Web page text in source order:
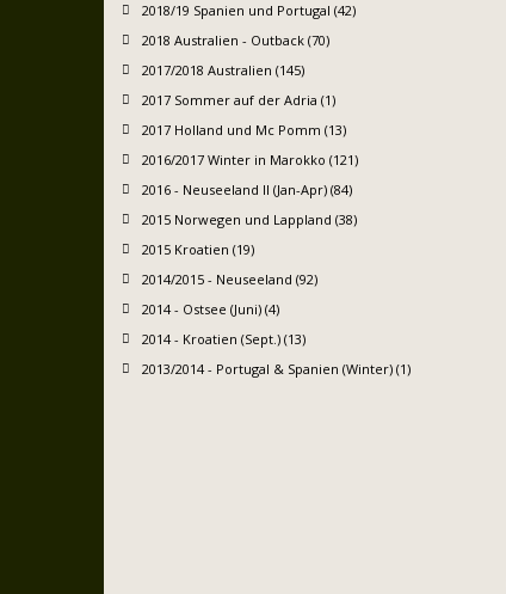
2018/19 Spanien und Portugal (42)
2018 Australien - Outback (70)
2017/2018 Australien (145)
2017 Sommer auf der Adria (1)
2017 Holland und Mc Pomm (13)
2016/2017 Winter in Marokko (121)
2016 - Neuseeland II (Jan-Apr) (84)
2015 Norwegen und Lappland (38)
2015 Kroatien (19)
2014/2015 - Neuseeland (92)
2014 - Ostsee (Juni) (4)
2014 - Kroatien (Sept.) (13)
2013/2014 - Portugal & Spanien (Winter) (1)